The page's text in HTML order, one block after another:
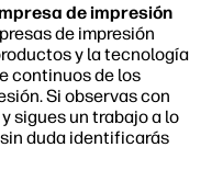
de impresión
de impresión
y la tecnología
continuos de los
Si observas con
sigues un trabajo a lo
duda identificarás